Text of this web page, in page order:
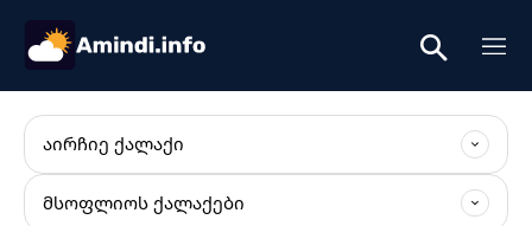
ᲐᲘᲠᲩᲘᲔ ᲥᲐᲚᲐᲥᲘ
ᲛᲡᲝᲤᲚᲘᲝᲡ ᲥᲐᲚᲐᲥᲔᲑᲘ